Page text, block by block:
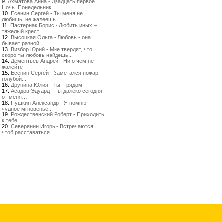
9. Ахматова Анна - Двадцать первое.
Ночь. Понедельник.
10. Есенин Сергей - Ты меня не
любишь, не жалеешь
11. Пастернак Борис - Любить иных –
тяжелый крест…
12. Высоцкая Ольга - Любовь - она
бывает разной
13. Визбор Юрий - Мне твердят, что
скоро ты любовь найдешь...
14. Дементьев Андрей - Ни о чем не
жалейте
15. Есенин Сергей - Заметался пожар
голубой...
16. Друнина Юлия - Ты – рядом
17. Асадов Эдуард - Ты далеко сегодня
от меня…
18. Пушкин Александр - Я помню
чудное мгновенье...
19. Рождественский Роберт - Приходить
к тебе
20. Северянин Игорь - Встречаются,
чтоб расставаться